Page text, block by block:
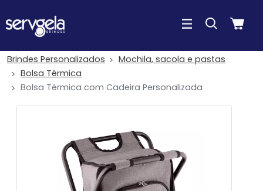
Brindes Personalizados
Mochila, sacola e pastas
Bolsa Térmica
Bolsa Térmica com Cadeira Personalizada